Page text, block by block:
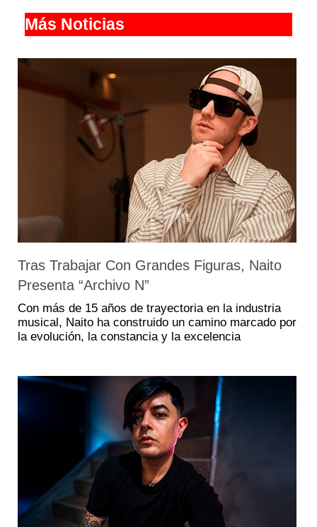
Más Noticias
Tras Trabajar Con Grandes Figuras, Naito
Presenta “Archivo N”
Con más de 15 años de trayectoria en la industria
musical, Naito ha construido un camino marcado por
la evolución, la constancia y la excelencia